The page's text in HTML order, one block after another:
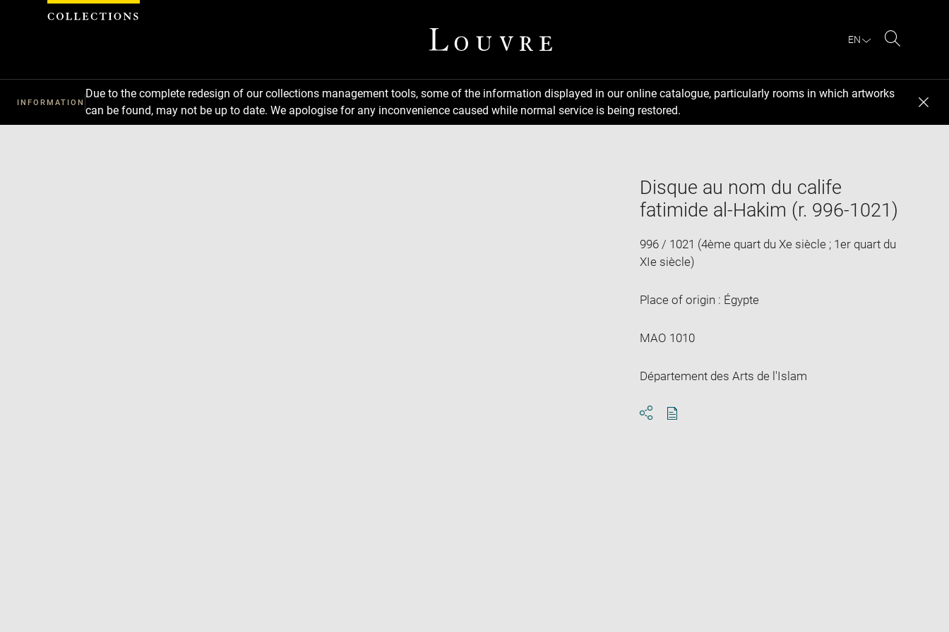
EN
INFORMATION
Due to the complete redesign of our collections management tools, some of the information displayed in our online catalogue, particularly rooms in which artworks
can be found, may not be up to date. We apologise for any inconvenience caused while normal service is being restored.
Disque au nom du calife
fatimide al-Hakim (r. 996-1021)
996 / 1021 (4ème quart du Xe siècle ; 1er quart du
XIe siècle)
Place of origin : Égypte
MAO 1010
Département des Arts de l'Islam
Cookies management panel